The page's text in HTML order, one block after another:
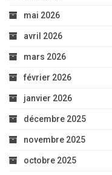
mai 2026
avril 2026
mars 2026
février 2026
janvier 2026
décembre 2025
novembre 2025
octobre 2025